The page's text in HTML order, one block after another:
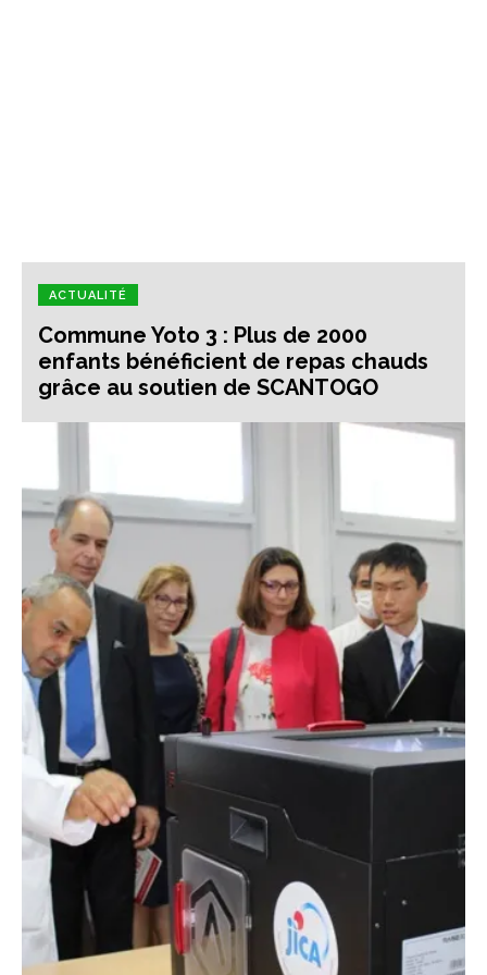
ACTUALITÉ
Commune Yoto 3 : Plus de 2000
enfants bénéficient de repas chauds
grâce au soutien de SCANTOGO